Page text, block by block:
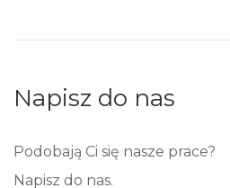
Napisz do nas
Podobają Ci się nasze prace?
Napisz do nas.